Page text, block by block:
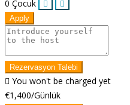
0 Çocuk
Apply
Rezervasyon Talebi
You won't be charged yet
€1,400/Günlük